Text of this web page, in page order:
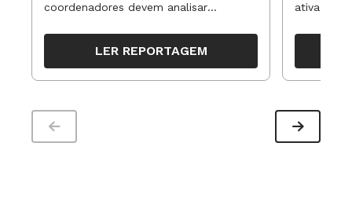
coordenadores devem analisar
organizar ações para orientar o
trabalho pedagógico ao longo do
período
LER REPORTAGEM
ativa
propostas